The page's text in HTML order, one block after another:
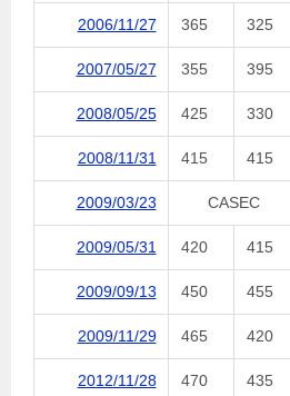
2006/11/27 365 325
2007/05/27 355 395
2008/05/25 425 330
2008/11/31 415 415
2009/03/23 CASEC
2009/05/31 420 415
2009/09/13 450 455
2009/11/29 465 420
2012/11/28 470 435